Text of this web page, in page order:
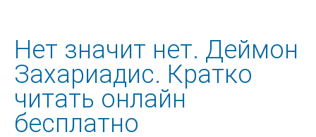
Нет значит нет. Деймон
Захариадис. Кратко
читать онлайн
бесплатно